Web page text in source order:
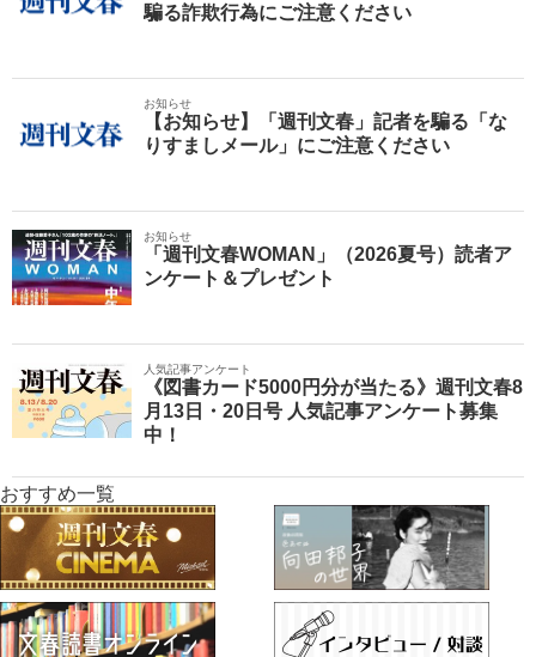
騙る詐欺行為にご注意ください
お知らせ
【お知らせ】「週刊文春」記者を騙る「な
りすましメール」にご注意ください
お知らせ
「週刊文春WOMAN」（2026夏号）読者ア
ンケート＆プレゼント
人気記事アンケート
《図書カード5000円分が当たる》週刊文春8
月13日・20日号 人気記事アンケート募集
中！
おすすめ一覧